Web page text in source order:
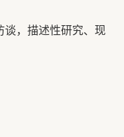
谈，描述性研究、现